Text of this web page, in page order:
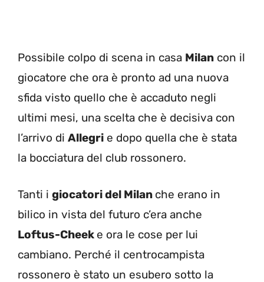
Possibile colpo di scena in casa Milan con il
giocatore che ora è pronto ad una nuova
sfida visto quello che è accaduto negli
ultimi mesi, una scelta che è decisiva con
l’arrivo di Allegri e dopo quella che è stata
la bocciatura del club rossonero.
Tanti i giocatori del Milan che erano in
bilico in vista del futuro c’era anche
Loftus-Cheek e ora le cose per lui
cambiano. Perché il centrocampista
rossonero è stato un esubero sotto la